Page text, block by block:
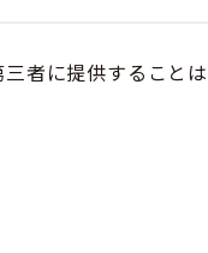
者に提供することは